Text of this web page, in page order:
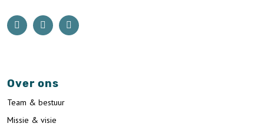
Over ons
Team & bestuur
Missie & visie